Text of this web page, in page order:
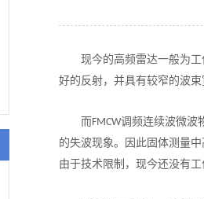
现今的高频雷达一般为
好的反射，并具有较窄的波
而FMCW调频连续波微波
的失波现象。因此固体测量
由于技术限制，现今还没有工